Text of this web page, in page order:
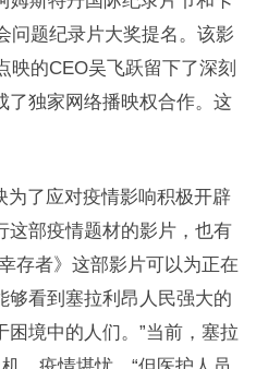
问题纪录片大奖提名。 该影
映的CEO吴飞跃留下了深刻
了独家网络播映权合作。这
了应对疫情影响积极开辟
这部疫情题材的影片，也有
存者》这部影片可以为正在
够看到塞拉利昂人民强大的
境中的人们。”当前，塞拉